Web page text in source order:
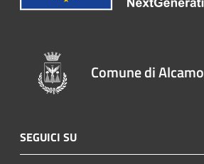
Comune di Alcamo
SEGUICI SU